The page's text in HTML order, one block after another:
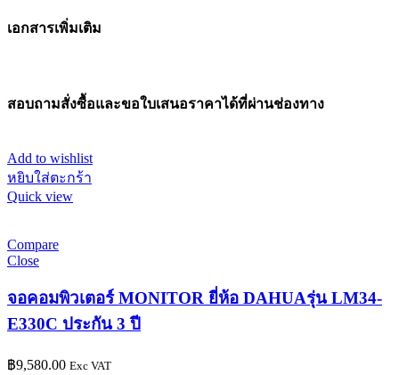
เอกสารเพิ่มเติม
สอบถามสั่งซื้อและขอใบเสนอราคาได้ที่ผ่านช่องทาง
Add to wishlist
หยิบใส่ตะกร้า
Quick view
Compare
Close
จอคอมพิวเตอร์ MONITOR ยี่ห้อ DAHUAรุ่น LM34-
E330C ประกัน 3 ปี
฿9,580.00 Exc VAT